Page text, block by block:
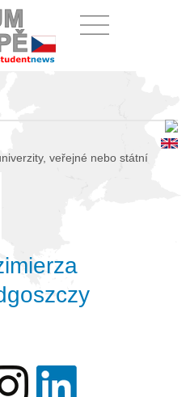
veřejné nebo státní